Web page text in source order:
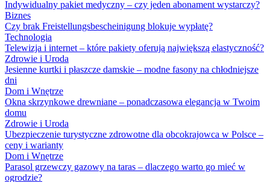
Indywidualny pakiet medyczny – czy jeden abonament wystarczy?
Biznes
Czy brak Freistellungsbescheinigung blokuje wypłatę?
Technologia
Telewizja i internet – które pakiety oferują największą elastyczność?
Zdrowie i Uroda
Jesienne kurtki i płaszcze damskie – modne fasony na chłodniejsze
dni
Dom i Wnętrze
Okna skrzynkowe drewniane – ponadczasowa elegancja w Twoim
domu
Zdrowie i Uroda
Ubezpieczenie turystyczne zdrowotne dla obcokrajowca w Polsce –
ceny i warianty
Dom i Wnętrze
Parasol grzewczy gazowy na taras – dlaczego warto go mieć w
ogrodzie?